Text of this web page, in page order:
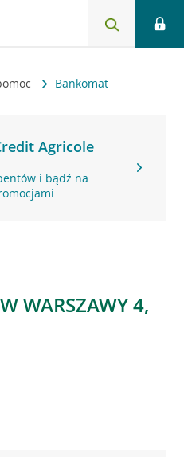
Bankomat
Agricole
i bądź na
WARSZAWY 4,